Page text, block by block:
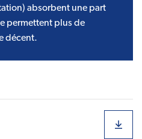
absorbent une part
permettent plus de
décent.